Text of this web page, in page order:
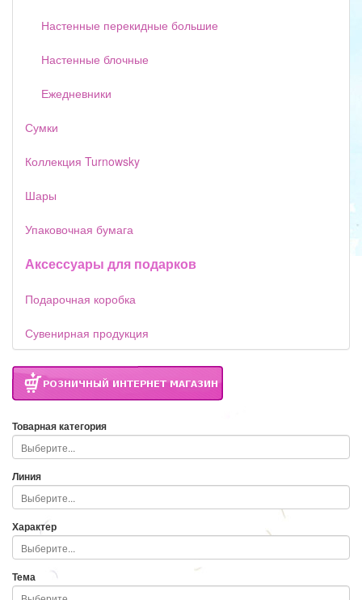
Настенные перекидные большие
Настенные блочные
Ежедневники
Сумки
Коллекция Turnowsky
Шары
Упаковочная бумага
Аксессуары для подарков
Подарочная коробка
Сувенирная продукция
Товарная категория
Линия
Характер
Тема